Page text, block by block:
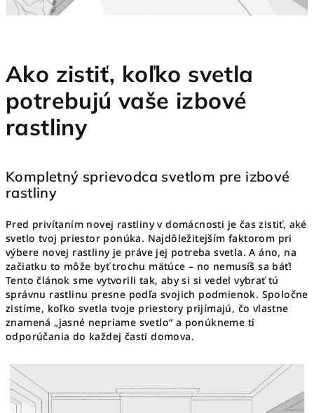
Ako zistiť, koľko svetla
potrebujú vaše izbové
rastliny
Kompletný sprievodca svetlom pre izbové
rastliny
Pred privítaním novej rastliny v domácnosti je čas zistiť, aké
svetlo tvoj priestor ponúka. Najdôležitejším faktorom pri
výbere novej rastliny je práve jej potreba svetla. A áno, na
začiatku to môže byť trochu mätúce – no nemusíš sa báť!
Tento článok sme vytvorili tak, aby si si vedel vybrať tú
správnu rastlinu presne podľa svojich podmienok. Spoločne
zistíme, koľko svetla tvoje priestory prijímajú, čo vlastne
znamená „jasné nepriame svetlo“ a ponúkneme ti
odporúčania do každej časti domova.